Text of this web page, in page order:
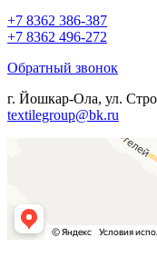
+7 8362 386-387
+7 8362 496-272
Обратный звонок
г. Йошкар-Ола, ул.
textilegroup@bk.ru